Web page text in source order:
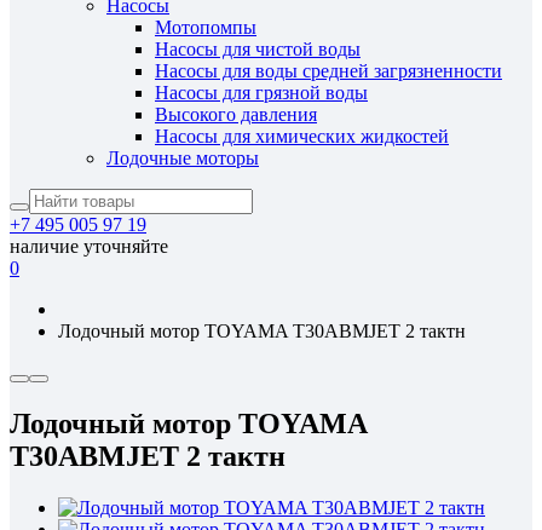
Насосы
Мотопомпы
Насосы для чистой воды
Насосы для воды средней загрязненности
Насосы для грязной воды
Высокого давления
Насосы для химических жидкостей
Лодочные моторы
+7 495 005 97 19
наличие уточняйте
0
Лодочный мотор TOYAMA T30ABMJET 2 тактн
Лодочный мотор TOYAMA
T30ABMJET 2 тактн